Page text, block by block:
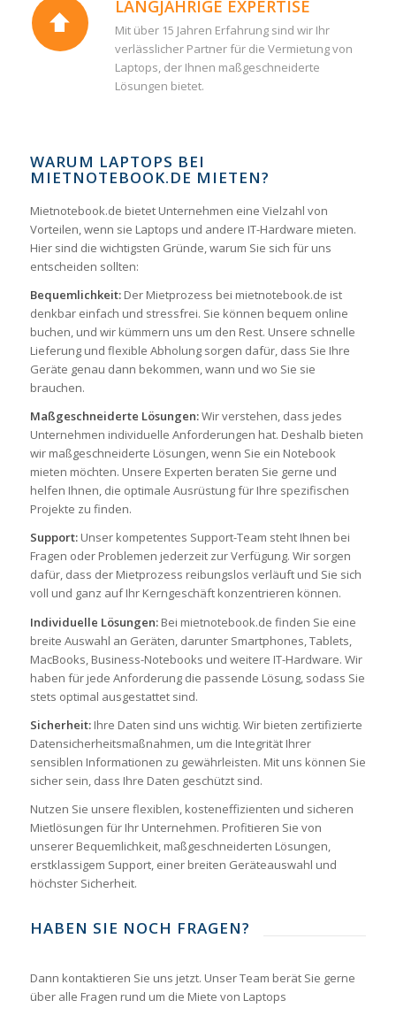
LANGJÄHRIGE EXPERTISE
Mit über 15 Jahren Erfahrung sind wir Ihr
verlässlicher Partner für die Vermietung von
Laptops, der Ihnen maßgeschneiderte
Lösungen bietet.
WARUM LAPTOPS BEI
MIETNOTEBOOK.DE MIETEN?
Mietnotebook.de bietet Unternehmen eine Vielzahl von
Vorteilen, wenn sie Laptops und andere IT-Hardware mieten.
Hier sind die wichtigsten Gründe, warum Sie sich für uns
entscheiden sollten:
Bequemlichkeit:Der Mietprozess bei mietnotebook.de ist
denkbar einfach und stressfrei. Sie können bequem online
buchen, und wir kümmern uns um den Rest. Unsere schnelle
Lieferung und flexible Abholung sorgen dafür, dass Sie Ihre
Geräte genau dann bekommen, wann und wo Sie sie
brauchen.
Maßgeschneiderte Lösungen:Wir verstehen, dass jedes
Unternehmen individuelle Anforderungen hat. Deshalb bieten
wir maßgeschneiderte Lösungen, wenn Sie ein Notebook
mieten möchten. Unsere Experten beraten Sie gerne und
helfen Ihnen, die optimale Ausrüstung für Ihre spezifischen
Projekte zu finden.
Support:Unser kompetentes Support-Team steht Ihnen bei
Fragen oder Problemen jederzeit zur Verfügung. Wir sorgen
dafür, dass der Mietprozess reibungslos verläuft und Sie sich
voll und ganz auf Ihr Kerngeschäft konzentrieren können.
Individuelle Lösungen:Bei mietnotebook.de finden Sie eine
breite Auswahl an Geräten, darunter Smartphones, Tablets,
MacBooks, Business-Notebooks und weitere IT-Hardware. Wir
haben für jede Anforderung die passende Lösung, sodass Sie
stets optimal ausgestattet sind.
Sicherheit:Ihre Daten sind uns wichtig. Wir bieten zertifizierte
Datensicherheitsmaßnahmen, um die Integrität Ihrer
sensiblen Informationen zu gewährleisten. Mit uns können Sie
sicher sein, dass Ihre Daten geschützt sind.
Nutzen Sie unsere flexiblen, kosteneffizienten und sicheren
Mietlösungen für Ihr Unternehmen. Profitieren Sie von
unserer Bequemlichkeit, maßgeschneiderten Lösungen,
erstklassigem Support, einer breiten Geräteauswahl und
höchster Sicherheit.
HABEN SIE NOCH FRAGEN?
Dann kontaktieren Sie uns jetzt. Unser Team berät Sie gerne
über alle Fragen rund um die Miete von Laptops